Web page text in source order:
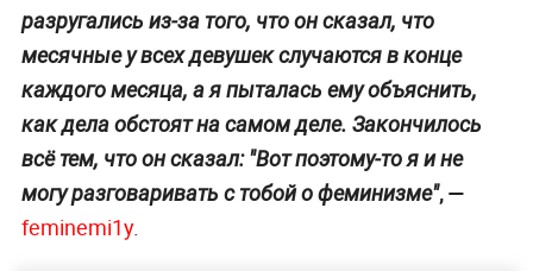
разругались из-за того, что он сказал, что
месячные у всех девушек случаются в конце
каждого месяца, а я пыталась ему объяснить,
как дела обстоят на самом деле. Закончилось
всё тем, что он сказал: "Вот поэтому-то я и не
могу разговаривать с тобой о феминизме", —
feminemi1y.